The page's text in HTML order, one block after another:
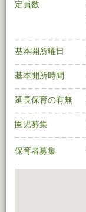
定員数
基本開所曜日
基本開所時間
延長保育の有無
園児募集
保育者募集